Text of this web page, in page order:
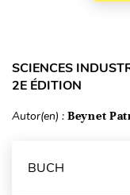
SCIENCES
2E ÉDITION
Autor(en) : Beynet
BUCH